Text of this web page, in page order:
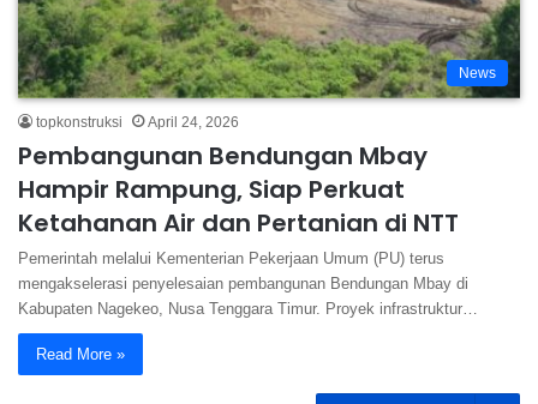
News
topkonstruksi April 24, 2026
Pembangunan Bendungan Mbay
Hampir Rampung, Siap Perkuat
Ketahanan Air dan Pertanian di NTT
Pemerintah melalui Kementerian Pekerjaan Umum (PU) terus
mengakselerasi penyelesaian pembangunan Bendungan Mbay di
Kabupaten Nagekeo, Nusa Tenggara Timur. Proyek infrastruktur…
Read More »